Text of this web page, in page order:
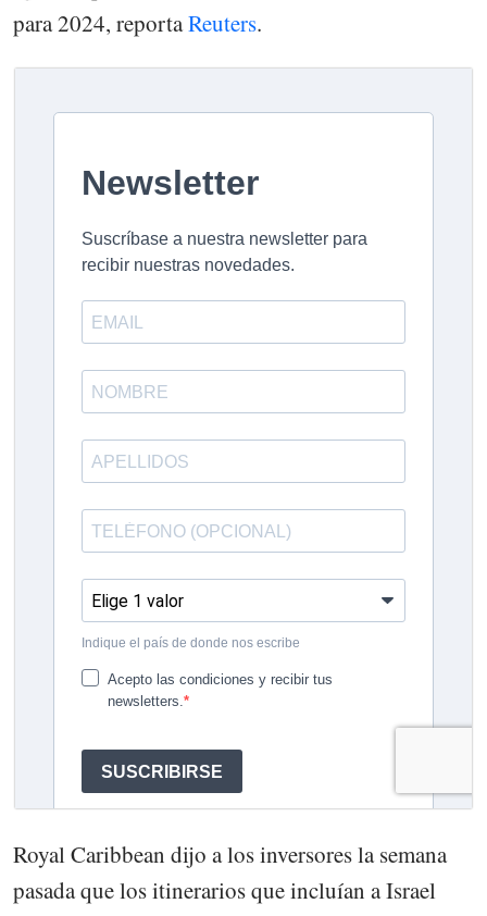
para 2024, reportaReuters.
Royal Caribbean dijo a los inversores la semana
pasada que los itinerarios que incluían a Israel